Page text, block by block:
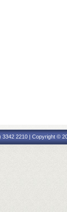
2210 | Copyright ©